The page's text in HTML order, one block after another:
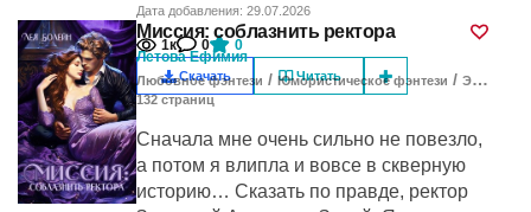
Дата добавления: 29.07.2026
1к 0 0
Скачать Читать
Миссия: соблазнить ректора
Летова Ефимия
Любовное фэнтези / Юмористическое фэнтези / Эротическое фэнтези
132cтраниц
Сначала мне очень сильно не повезло,
а потом я влипла и вовсе в скверную
историю… Сказать по правде, ректор